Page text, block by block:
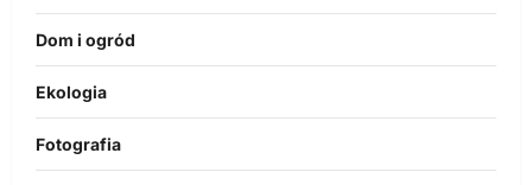
Dom i ogród
Ekologia
Fotografia